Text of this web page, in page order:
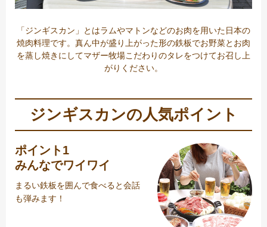
「ジンギスカン」とはラムやマトンなどのお肉を用いた日本の
焼肉料理です。真ん中が盛り上がった形の鉄板でお野菜とお肉
を蒸し焼きにしてマザー牧場こだわりのタレをつけてお召し上
がりください。
ジンギスカンの人気ポイント
ポイント1
みんなでワイワイ
まるい鉄板を囲んで食べると会話
も弾みます！